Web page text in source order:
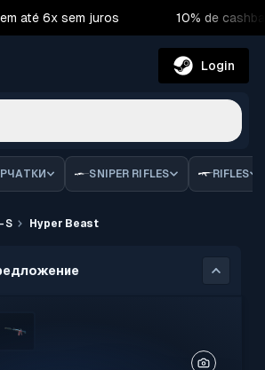
até 6x sem juros 10% de
Login
SNIPER RIFLES RIFLES
S Hyper Beast